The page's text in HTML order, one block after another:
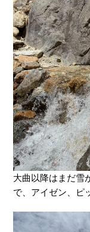
大曲以降はまだ雪
で、アイゼン、ピ